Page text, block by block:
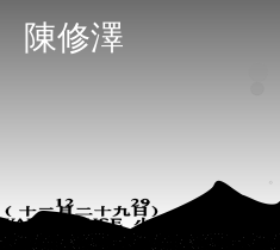
陳修澤